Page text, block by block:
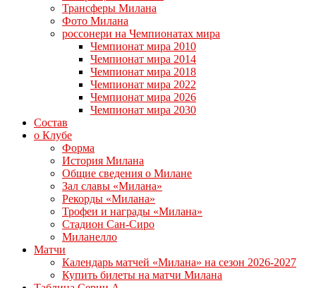
Трансферы Милана
Фото Милана
россонери на Чемпионатах мира
Чемпионат мира 2010
Чемпионат мира 2014
Чемпионат мира 2018
Чемпионат мира 2022
Чемпионат мира 2026
Чемпионат мира 2030
Состав
о Клубе
Форма
История Милана
Общие сведения о Милане
Зал славы «Милана»
Рекорды «Милана»
Трофеи и награды «Милана»
Стадион Сан-Сиро
Миланелло
Матчи
Календарь матчей «Милана» на сезон 2026-2027
Купить билеты на матчи Милана